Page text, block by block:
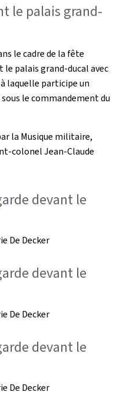
le palais grand-
le cadre de la fête
palais grand-ducal avec
laquelle participe un
le commandement du
la Musique militaire,
colonel Jean-Claude
devant le
De Decker
devant le
De Decker
devant le
De Decker